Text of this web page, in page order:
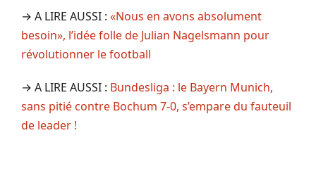
→ A LIRE AUSSI : «Nous en avons absolument
besoin», l’idée folle de Julian Nagelsmann pour
révolutionner le football
→ A LIRE AUSSI : Bundesliga : le Bayern Munich,
sans pitié contre Bochum 7-0, s’empare du fauteuil
de leader !